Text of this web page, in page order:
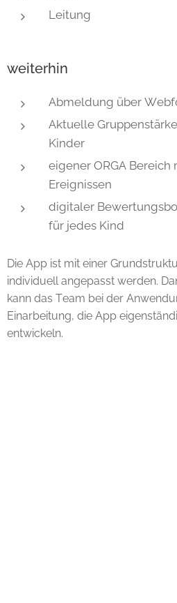
Leitung
weiterhin
Abmeldung über
Aktuelle
Kinder
eigener ORGA
Ereignissen
digitaler
für jedes Kind
Die App ist mit einer
individuell angepasst werden.
kann das Team bei der
Einarbeitung, die App
entwickeln.